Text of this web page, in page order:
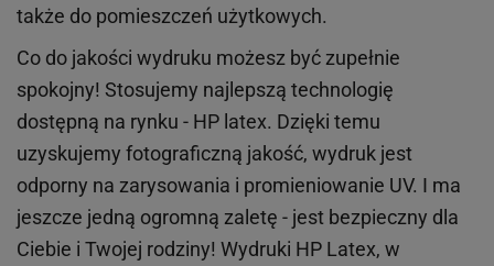
także do pomieszczeń użytkowych.
Co do jakości wydruku możesz być zupełnie
spokojny! Stosujemy najlepszą technologię
dostępną na rynku - HP latex. Dzięki temu
uzyskujemy fotograficzną jakość, wydruk jest
odporny na zarysowania i promieniowanie UV. I ma
jeszcze jedną ogromną zaletę - jest bezpieczny dla
Ciebie i Twojej rodziny! Wydruki HP Latex, w